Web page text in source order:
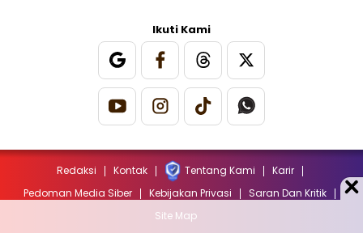
Ikuti Kami
Redaksi Kontak Tentang Kami
Karir
Pedoman Media Siber
Kebijakan Privasi
Saran Dan Kritik
Site Map